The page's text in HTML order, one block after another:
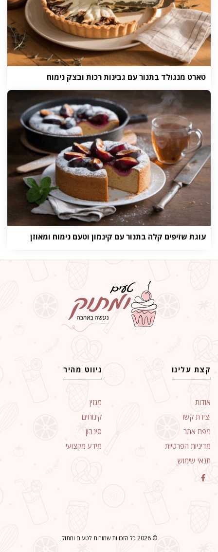
טארט מנגולד בתנור עם גבינות רכות ובצק נימוח
עוגת שזיפים קלה בתנור עם קינמון וטעם נימוח ומאוזן
קצת עלינו
אודות
יצירת קשר
מפת אתר
מדיניות הפרטיות
תנאי שימוש
ניווט מהיר
מגזין
קינוחים
סינבון
מידע מקצועי
© 2026 כל הזכויות שמורות לטעים ומתוק